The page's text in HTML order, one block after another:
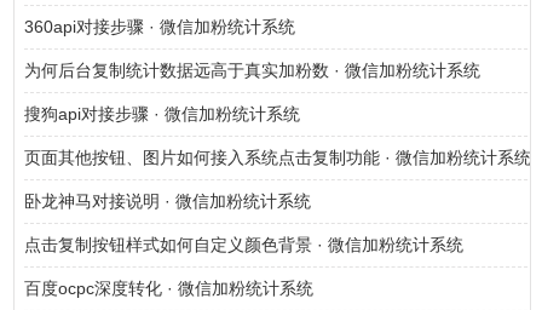
360api对接步骤 · 微信加粉统计系统
为何后台复制统计数据远高于真实加粉数 · 微信加粉统计系统
搜狗api对接步骤 · 微信加粉统计系统
页面其他按钮、图片如何接入系统点击复制功能 · 微信加粉统计系统
卧龙神马对接说明 · 微信加粉统计系统
点击复制按钮样式如何自定义颜色背景 · 微信加粉统计系统
百度ocpc深度转化 · 微信加粉统计系统